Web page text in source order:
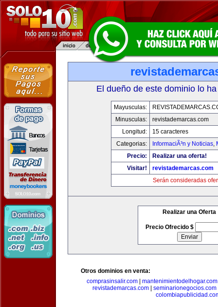
El dueño de este dominio lo
Mayusculas:
Minusculas:
revistademarcas.com
Longitud:
15 caracteres
Categorias:
InformaciÃ³n y Noticias,
Precio:
Realizar una oferta!
Visitar!
revistademarcas.com
Serán consideradas
Realizar una Oferta
Precio Ofrecido $
Otros dominios en venta:
comprasinsalir.com
mantenimientodelhogar.com
revistademarcas.com
seminarionegocios.com